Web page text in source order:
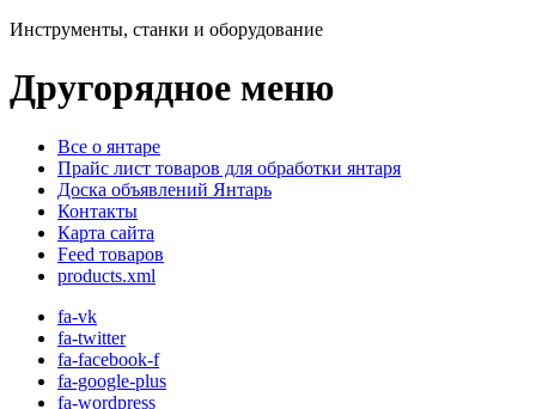
Инструменты, станки и оборудование
Другорядное меню
Все о янтаре
Прайс лист товаров для обработки янтаря
Доска объявлений Янтарь
Контакты
Карта сайта
Feed товаров
products.xml
fa-vk
fa-twitter
fa-facebook-f
fa-google-plus
fa-wordpress